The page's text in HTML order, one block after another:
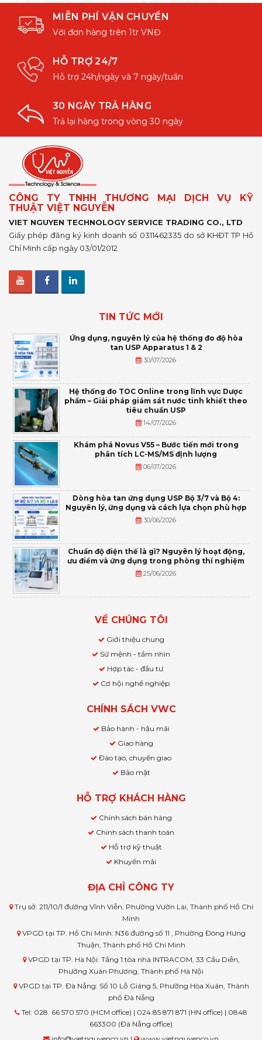
MIỄN PHÍ VẬN CHUYỂN
Với đơn hàng trên 1tr VNĐ
HỖ TRỢ 24/7
Hỗ trợ 24h/ngày và 7 ngày/tuần
30 NGÀY TRẢ HÀNG
Trả lại hàng trong vòng 30 ngày
CÔNG TY TNHH THƯƠNG MẠI DỊCH VỤ KỸ
THUẬT VIỆT NGUYỄN
VIET NGUYEN TECHNOLOGY SERVICE TRADING CO., LTD
Giấy phép đăng ký kinh doanh số 0311462335 do sở KHĐT TP Hồ
Chí Minh cấp ngày 03/01/2012
TIN TỨC MỚI
Ứng dụng, nguyên lý của hệ thống đo độ hòa
tan USP Apparatus 1 & 2
30/07/2026
Hệ thống đo TOC Online trong lĩnh vực Dược
phẩm – Giải pháp giám sát nước tinh khiết theo
tiêu chuẩn USP
14/07/2026
Khám phá Novus V55 – Bước tiến mới trong
phân tích LC-MS/MS định lượng
06/07/2026
Dòng hòa tan ứng dụng USP Bộ 3/7 và Bộ 4:
Nguyên lý, ứng dụng và cách lựa chọn phù hợp
30/06/2026
Chuẩn độ điện thế là gì? Nguyên lý hoạt động,
ưu điểm và ứng dụng trong phòng thí nghiệm
25/06/2026
VỀ CHÚNG TÔI
Giới thiệu chung
Sứ mệnh - tầm nhìn
Hợp tác - đầu tư
Cơ hội nghề nghiệp
CHÍNH SÁCH VWC
Bảo hành - hậu mãi
Giao hàng
Đào tạo, chuyển giao
Bảo mật
HỖ TRỢ KHÁCH HÀNG
Chính sách bán hàng
Chính sách thanh toán
Hỗ trợ kỹ thuật
Khuyến mãi
ĐỊA CHỈ CÔNG TY
Trụ sở: 211/10/1 đường Vĩnh Viễn, Phường Vườn Lài, Thành phố Hồ Chí
Minh
VPGD tại TP. Hồ Chí Minh: N36 đường số 11 , Phường Đông Hưng
Thuận, Thành phố Hồ Chí Minh
VPGD tại TP. Hà Nội: Tầng 1 tòa nhà INTRACOM, 33 Cầu Diễn,
Phường Xuân Phương, Thành phố Hà Nội
VPGD tại TP. Đà Nẵng: Số 10 Lỗ Giáng 5, Phường Hòa Xuân, Thành
phố Đà Nẵng
Tel: 028. 66 570 570 (HCM office) | 024.85 871 871 (HN office) | 0848
663300 (Đà Nẵng office)